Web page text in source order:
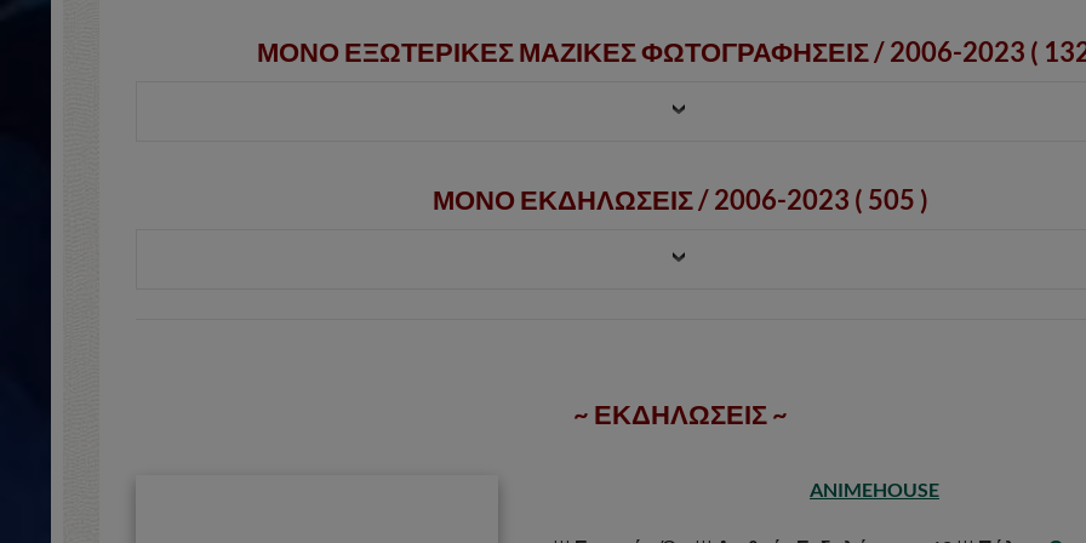
ΜΟΝΟ ΕΞΩΤΕΡΙΚΕΣ ΜΑΖΙΚΕΣ ΦΩΤΟΓΡΑΦΗΣΕΙΣ /2006-2023 (
ΜΟΝΟ ΕΚΔΗΛΩΣΕΙΣ / 2006-2023 ( 505 )
~ ΕΚΔΗΛΩΣΕΙΣ ~
ANIMEHOUSE